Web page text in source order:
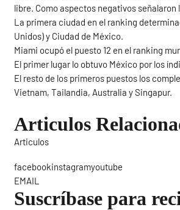
libre. Como aspectos negativos
La primera ciudad en el ranking
Unidos) y Ciudad de México.
Miami ocupó el puesto 12 en el ranking
El primer lugar lo obtuvo México por los
El resto de los primeros puestos los
Vietnam, Tailandia, Australia y Singapur.
Articulos
Articulos
facebookinstagramyoutube
EMAIL
Suscríbase para